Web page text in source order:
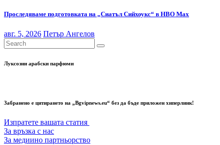
Проследяваме подготовката на „Сиатъл Сийхоукс“ в HBO Max
авг. 5, 2026 Петър Ангелов
Луксозни арабски парфюми
Забранено е цитирането на „Bgvipnews.eu“ без да бъде приложен хиперлинк!
Изпратете вашата статия
За връзка с нас
За медиино партньорство